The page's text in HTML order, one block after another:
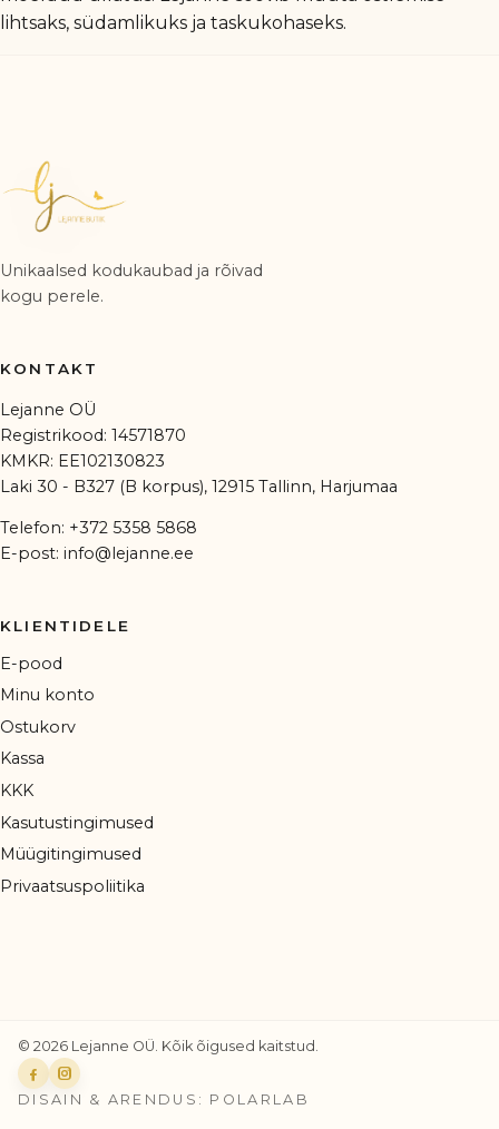
lihtsaks, südamlikuks ja taskukohaseks.
Unikaalsed kodukaubad ja rõivad
kogu perele.
KONTAKT
Lejanne OÜ
Registrikood: 14571870
KMKR: EE102130823
Laki 30 - B327 (B korpus), 12915 Tallinn, Harjumaa
Telefon: +372 5358 5868
E-post: info@lejanne.ee
KLIENTIDELE
E-pood
Minu konto
Ostukorv
Kassa
KKK
Kasutustingimused
Müügitingimused
Privaatsuspoliitika
© 2026 Lejanne OÜ. Kõik õigused kaitstud.
Facebook
Instagram
DISAIN & ARENDUS: POLARLAB